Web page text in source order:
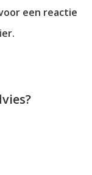
een reactie